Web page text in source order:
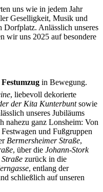
uns wie in jedem Jahr
Geselligkeit, Musik und
Dorfplatz. Anlässlich unseres
wir uns 2025 auf besondere
Festumzug in Bewegung.
, liebevoll dekorierte
der Kita Kunterbuntsowie
unseres Jubiläums
nahezu ganz Lonsheim: Von
und Fußgruppen
Bermersheimer Straße,
, über die Johann-Stork
zurück in die
, entlang der
schließlich auf unseren